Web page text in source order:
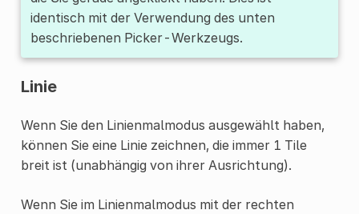
identisch mit der Verwendung des unten
beschriebenen Picker-Werkzeugs.
Linie
Wenn Sie den Linienmalmodus ausgewählt haben,
können Sie eine Linie zeichnen, die immer 1 Tile
breit ist (unabhängig von ihrer Ausrichtung).
Wenn Sie im Linienmalmodus mit der rechten